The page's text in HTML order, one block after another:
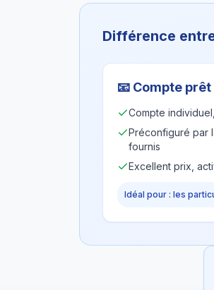
Différence
📧 Compte prêt
Compte
Préconfiguré par
fournis
Excellent prix,
Idéal pour : les